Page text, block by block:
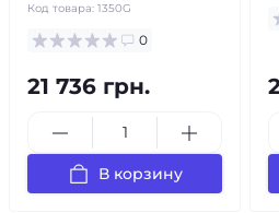
Код товара: 1350G
0
21 736 грн.
В корзину